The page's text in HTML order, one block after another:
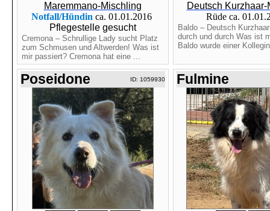
Maremmano-Mischling
Notfall/Hündin ca. 01.01.2016
Pflegestelle gesucht
Cremona – Schrullige Lady sucht Platz
zum Schmusen und Altwerden! Was ist
mir passiert? Cremona hat eine ...
Deutsch
Rüde ca.
Baldo – Deutsch
durch und durch Was ist
Baldo wurde einer
Poseidone ID: 1059930 Fulmine